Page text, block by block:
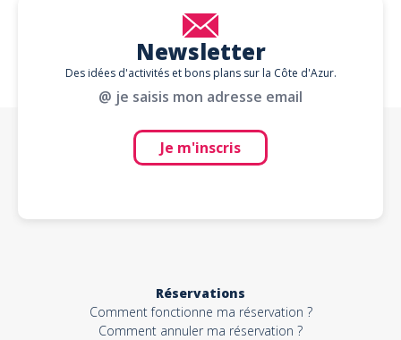
Newsletter
Des idées d'activités et bons plans sur la Côte d'Azur.
@ je saisis mon adresse email
Je m'inscris
Réservations
Comment fonctionne ma réservation ?
Comment annuler ma réservation ?